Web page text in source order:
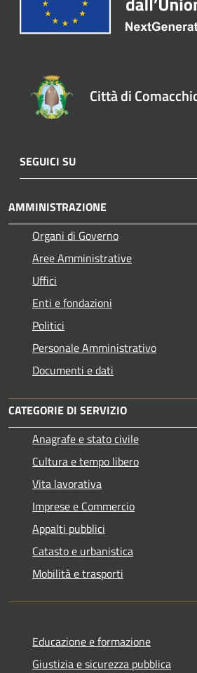
Città di
SEGUICI SU
AMMINISTRAZIONE
Organi di Governo
Aree Amministrative
Uffici
Enti e fondazioni
Politici
Personale Amministrativo
Documenti e dati
CATEGORIE DI SERVIZIO
Anagrafe e stato civile
Cultura e tempo libero
Vita lavorativa
Imprese e Commercio
Appalti pubblici
Catasto e urbanistica
Mobilità e trasporti
Educazione e formazione
Giustizia e sicurezza pubblica